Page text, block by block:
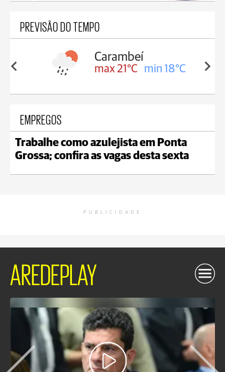
PREVISÃO DO TEMPO
18°C
Carambeí
max 21°C min 18°C
EMPREGOS
Trabalhe como azulejista em Ponta
Grossa; confira as vagas desta sexta
PUBLICIDADE
AREDEPLAY